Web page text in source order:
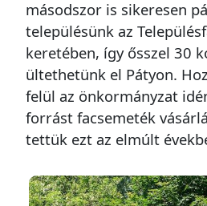
másodszor is sikeresen
településünk az
keretében, így ősszel 30
ültethetünk el Pátyon.
felül az önkormányzat
forrást facsemeték
tettük ezt az elmúlt